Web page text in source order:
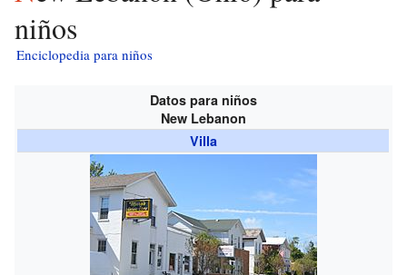
niños
Enciclopedia para niños
Datos para niños
New Lebanon
Villa